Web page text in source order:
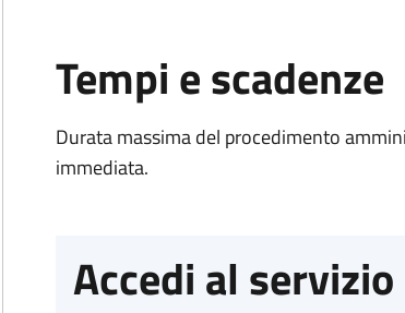
Tempi e scadenze
Durata massima del procedimento
immediata.
Accedi al servizio